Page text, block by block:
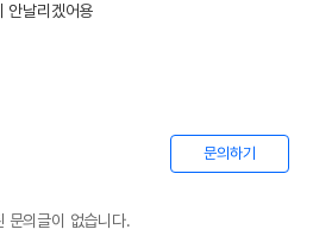
안날리겠어용
문의하기
문의글이 없습니다.